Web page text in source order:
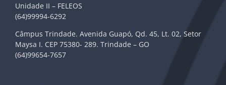
Unidade II – FELEOS
(64)99994-6292
Câmpus Trindade. Avenida Guapó, Qd. 45, Lt. 02, Setor
Maysa I. CEP 75380- 289. Trindade – GO
(64)99654-7657